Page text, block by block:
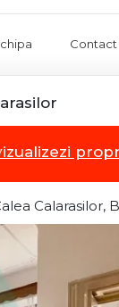
Contact
Calarasilor,